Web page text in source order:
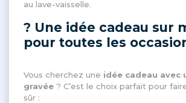
au lave-vaisselle.
? Une idée cadeau sur
pour toutes les
Vous cherchez une idée cadeau avec
gravée ? C’est le choix parfait pour
sûr :